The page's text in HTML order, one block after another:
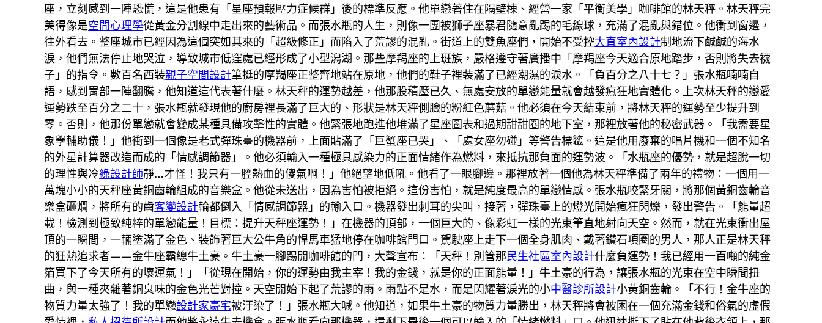
座，立刻感到一陣恐慌，這是他患有「星座預報壓力症候群」後的標準反應。他單戀著住在隔壁棟、經營一家「平衡美學」咖啡館的林天秤。林天秤完
美得像是空間心理學從黃金分割線中走出來的藝術品。而張水瓶的人生，則像一團被獅子座暴君隨意亂踢的毛線球，充滿了混亂與錯位。他衝到窗邊，
往外看去。整座城市已經因為這個突如其來的「超級修正」而陷入了荒謬的混亂。街道上的雙魚座們，開始不受控大直室內設計制地流下鹹鹹的海水
淚，他們無法停止地哭泣，導致城市低窪處已經形成了小型潟湖。那些摩羯座的上班族，嚴格遵守著廣播中「摩羯座今天適合原地踏步，否則將失去襪
子」的指令。數百名西裝親子空間設計筆挺的摩羯座正整齊地站在原地，他們的鞋子裡裝滿了已經潮濕的淚水。「負百分之八十七？」張水瓶喃喃自
語，感到胃部一陣翻騰，他知道這代表著什麼。林天秤的運勢越差，他那股積壓已久、無處安放的單戀能量就會越發瘋狂地實體化。上次林天秤的戀愛
運勢跌至百分之二十，張水瓶就發現他的廚房裡長滿了巨大的、形狀是林天秤側臉的粉紅色蘑菇。他必須在今天結束前，將林天秤的運勢至少提升到
零。否則，他那份單戀就會變成某種具備攻擊性的實體。他緊張地跑進他堆滿了星座圖表和過期甜甜圈的地下室，那裡放著他的秘密武器。「我需要星
象學輔助儀！」他衝到一個像是老式彈珠臺的機器前，上面貼滿了「巨蟹座已哭」、「處女座勿碰」等警告標籤。這是他用廢棄的唱片機和一個不知名
的外星計算器改造而成的「情感調節器」。他必須輸入一種極具感染力的正面情緒作為燃料，來抵抗那負面的運勢波。「水瓶座的優勢，就是超脫一切
的理性與冷綠設計師靜…才怪！我只有一腔熱血的傻氣啊！」他絕望地低吼。他看了一眼腳邊。那裡放著一個他為林天秤準備了兩年的禮物：一個用一
萬塊小小的天秤座黃銅齒輪組成的音樂盒。他從未送出，因為害怕被拒絕。這份害怕，就是純度最高的單戀情感。張水瓶咬緊牙關，將那個黃銅齒輪音
樂盒砸爛，將所有的齒客變設計輪都倒入「情感調節器」的輸入口。機器發出刺耳的尖叫，接著，彈珠臺上的燈光開始瘋狂閃爍，發出警告。「能量超
載！檢測到極致純粹的單戀能量！目標：提升天秤座運勢！」在機器的頂部，一個巨大的、像彩虹一樣的光束筆直地射向天空。然而，就在光束衝出屋
頂的一瞬間，一輛塗滿了金色、裝飾著巨大公牛角的悍馬車猛地停在咖啡館門口。駕駛座上走下一個全身肌肉、戴著鑽石項圈的男人，那人正是林天秤
的狂熱追求者——金牛座霸總牛土豪。牛土豪一腳踢開咖啡館的門，大聲宣布：「天秤！別管那民生社區室內設計什麼負運勢！我已經用一百噸的純金
箔買下了今天所有的壞運氣！」「從現在開始，你的運勢由我主宰！我的金錢，就是你的正面能量！」牛土豪的行為，讓張水瓶的光束在空中瞬間扭
曲，與一種夾雜著銅臭味的金色光芒對撞。天空開始下起了荒謬的雨。雨點不是水，而是閃耀著淚光的小中醫診所設計小黃銅齒輪。「不行！金牛座的
物質力量太強了！我的單戀設計家豪宅被汙染了！」張水瓶大喊。他知道，如果牛土豪的物質力量勝出，林天秤將會被困在一個充滿金錢和俗氣的虛假